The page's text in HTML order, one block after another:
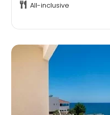
All-inclusive